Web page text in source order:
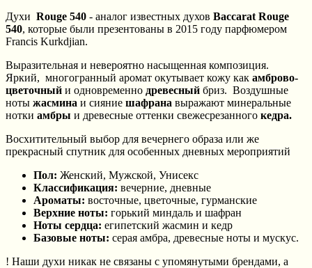
Духи Rouge 540 - аналог известных духов Baccarat Rouge
540, которые были презентованы в 2015 году парфюмером
Francis Kurkdjian.
Выразительная и невероятно насыщенная композиция.
Яркий, многогранный аромат окутывает кожу как амброво-
цветочный и одновременно древесный бриз. Воздушные
ноты жасмина и сияние шафрана выражают минеральные
нотки амбры и древесные оттенки свежесрезанного кедра.
Восхитительный выбор для вечернего образа или же
прекрасный спутник для особенных дневных мероприятий
Пол: Женский, Мужской, Унисекс
Классификация: вечерние, дневные
Ароматы: восточные, цветочные, гурманские
Верхние ноты: горький миндаль и шафран
Ноты сердца: египетский жасмин и кедр
Базовые ноты: серая амбра, древесные ноты и мускус.
! Наши духи никак не связаны с упомянутыми брендами, а